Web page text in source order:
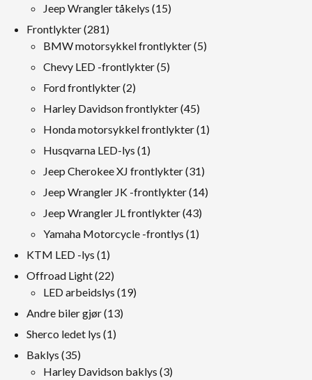
Jeep Wrangler tåkelys 1515
Frontlykter 281281
Produkter
BMW motorsykkel frontlykter 55
Chevy LED -frontlykter 55
Ford frontlykter 22
Produkter
Harley Davidson frontlykter 4545
Produkter
Honda motorsykkel frontlykter 11
Husqvarna LED-lys 11
produkt
Jeep Cherokee XJ frontlykter 3131
Produkter
Jeep Wrangler JK -frontlykter 1414
Jeep Wrangler JL frontlykter 4343
Produkter
Yamaha Motorcycle -frontlys 11
KTM LED -lys 11
produkt
Offroad Light 2222
Produkter
LED arbeidslys 1919
Andre biler gjør 1313
Sherco ledet lys 11
Baklys 3535
Produkter
Harley Davidson baklys 33